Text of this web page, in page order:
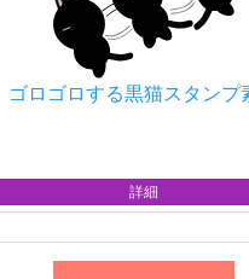
ゴロゴロする黒猫スタンプ
詳細